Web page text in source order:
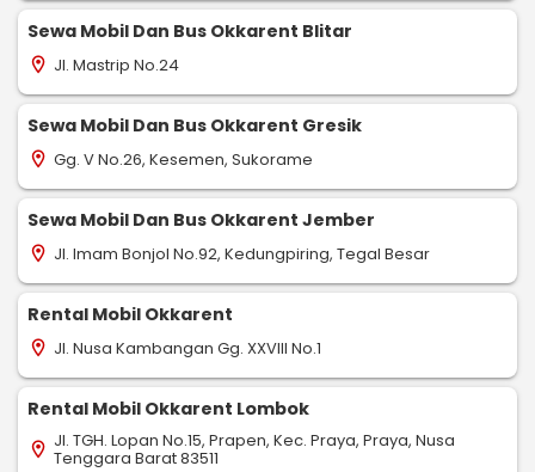
Sewa Mobil Dan Bus Okkarent Blitar
location_on Jl. Mastrip No.24
Sewa Mobil Dan Bus Okkarent Gresik
location_on Gg. V No.26, Kesemen, Sukorame
Sewa Mobil Dan Bus Okkarent Jember
location_on Jl. Imam Bonjol No.92, Kedungpiring, Tegal Besar
Rental Mobil Okkarent
location_on Jl. Nusa Kambangan Gg. XXVIII No.1
Rental Mobil Okkarent Lombok
location_on Jl. TGH. Lopan No.15, Prapen, Kec. Praya, Praya, Nusa
Tenggara Barat 83511